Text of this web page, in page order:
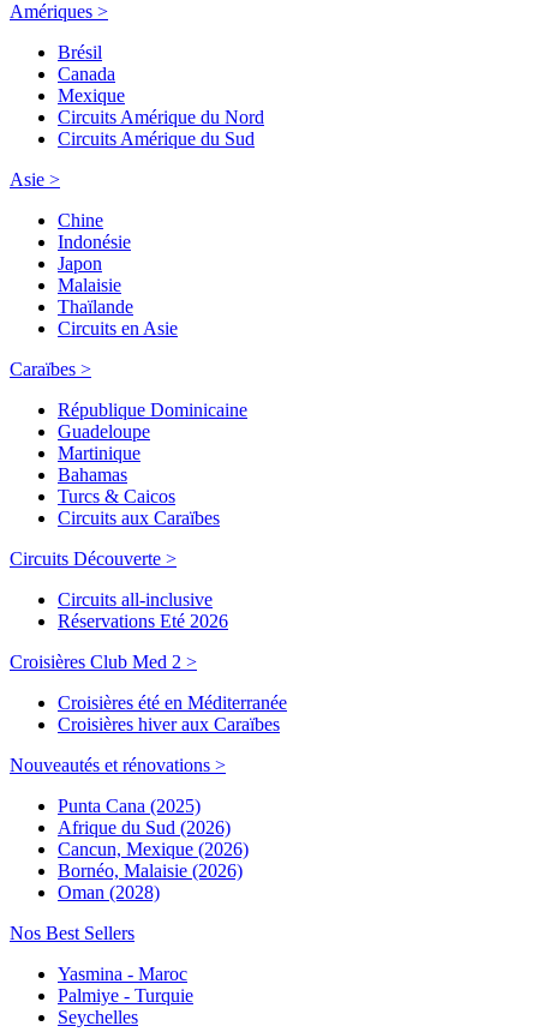
Amériques >
Brésil
Canada
Mexique
Circuits Amérique du Nord
Circuits Amérique du Sud
Asie >
Chine
Indonésie
Japon
Malaisie
Thaïlande
Circuits en Asie
Caraïbes >
République Dominicaine
Guadeloupe
Martinique
Bahamas
Turcs & Caicos
Circuits aux Caraïbes
Circuits Découverte >
Circuits all-inclusive
Réservations Eté 2026
Croisières Club Med 2 >
Croisières été en Méditerranée
Croisières hiver aux Caraïbes
Nouveautés et rénovations >
Punta Cana (2025)
Afrique du Sud (2026)
Cancun, Mexique (2026)
Bornéo, Malaisie (2026)
Oman (2028)
Nos Best Sellers
Yasmina - Maroc
Palmiye - Turquie
Seychelles